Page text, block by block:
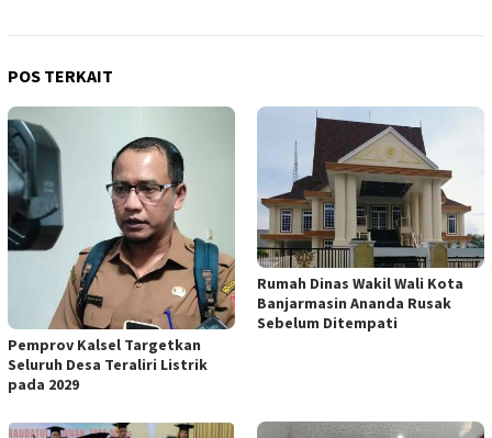
POS TERKAIT
Pemprov Kalsel Targetkan
Seluruh Desa Teraliri Listrik
pada 2029
Rumah Dinas Wakil Wali Kota
Banjarmasin Ananda Rusak
Sebelum Ditempati